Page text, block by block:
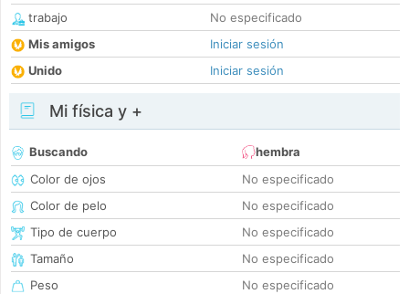
trabajo
No especificado
Mis amigos
Iniciar sesión
Unido
Iniciar sesión
Mi física y +
Buscando
hembra
Color de ojos
No especificado
Color de pelo
No especificado
Tipo de cuerpo
No especificado
Tamaño
No especificado
Peso
No especificado